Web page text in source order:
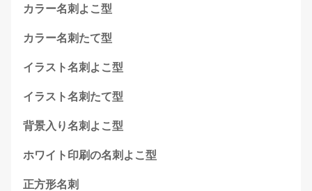
カラー名刺よこ型
カラー名刺たて型
イラスト名刺よこ型
イラスト名刺たて型
背景入り名刺よこ型
ホワイト印刷の名刺よこ型
正方形名刺